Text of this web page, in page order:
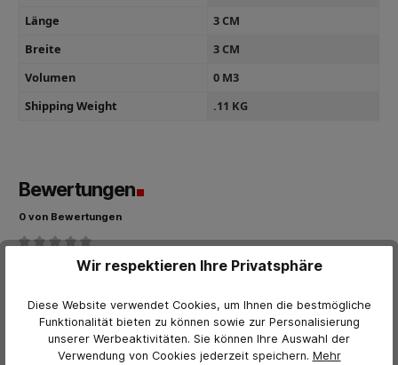
Länge
3 CM
Breite
3 CM
Volumen
0 M3
Shipping Weight
.11 KG
Bewertungen
0 von Bewertungen
Durchschnittliche Bewertung von 0 von 5 Sternen
Bewerten Sie dieses Produkt!
Bewertung schreiben
Bewertungen nur in der aktuellen Sprache anzeigen.
Wir respektieren Ihre Privatsphäre
Diese Website verwendet Cookies, um Ihnen die bestmögliche
Funktionalität bieten zu können sowie zur Personalisierung
unserer Werbeaktivitäten. Sie können Ihre Auswahl der
Verwendung von Cookies jederzeit speichern. Mehr